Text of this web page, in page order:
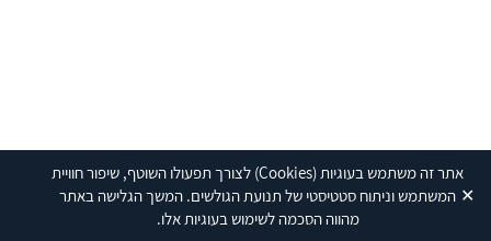
אתר זה משתמש בעוגיות(Cookies) לצורך תפעולו השוטף, שיפור חוויית
המשתמש וניתוח סטטיסטי של תנועת הגולשים. המשך הגלישה באתר
מהווה הסכמה לשימוש בעוגיות אלו.
✕